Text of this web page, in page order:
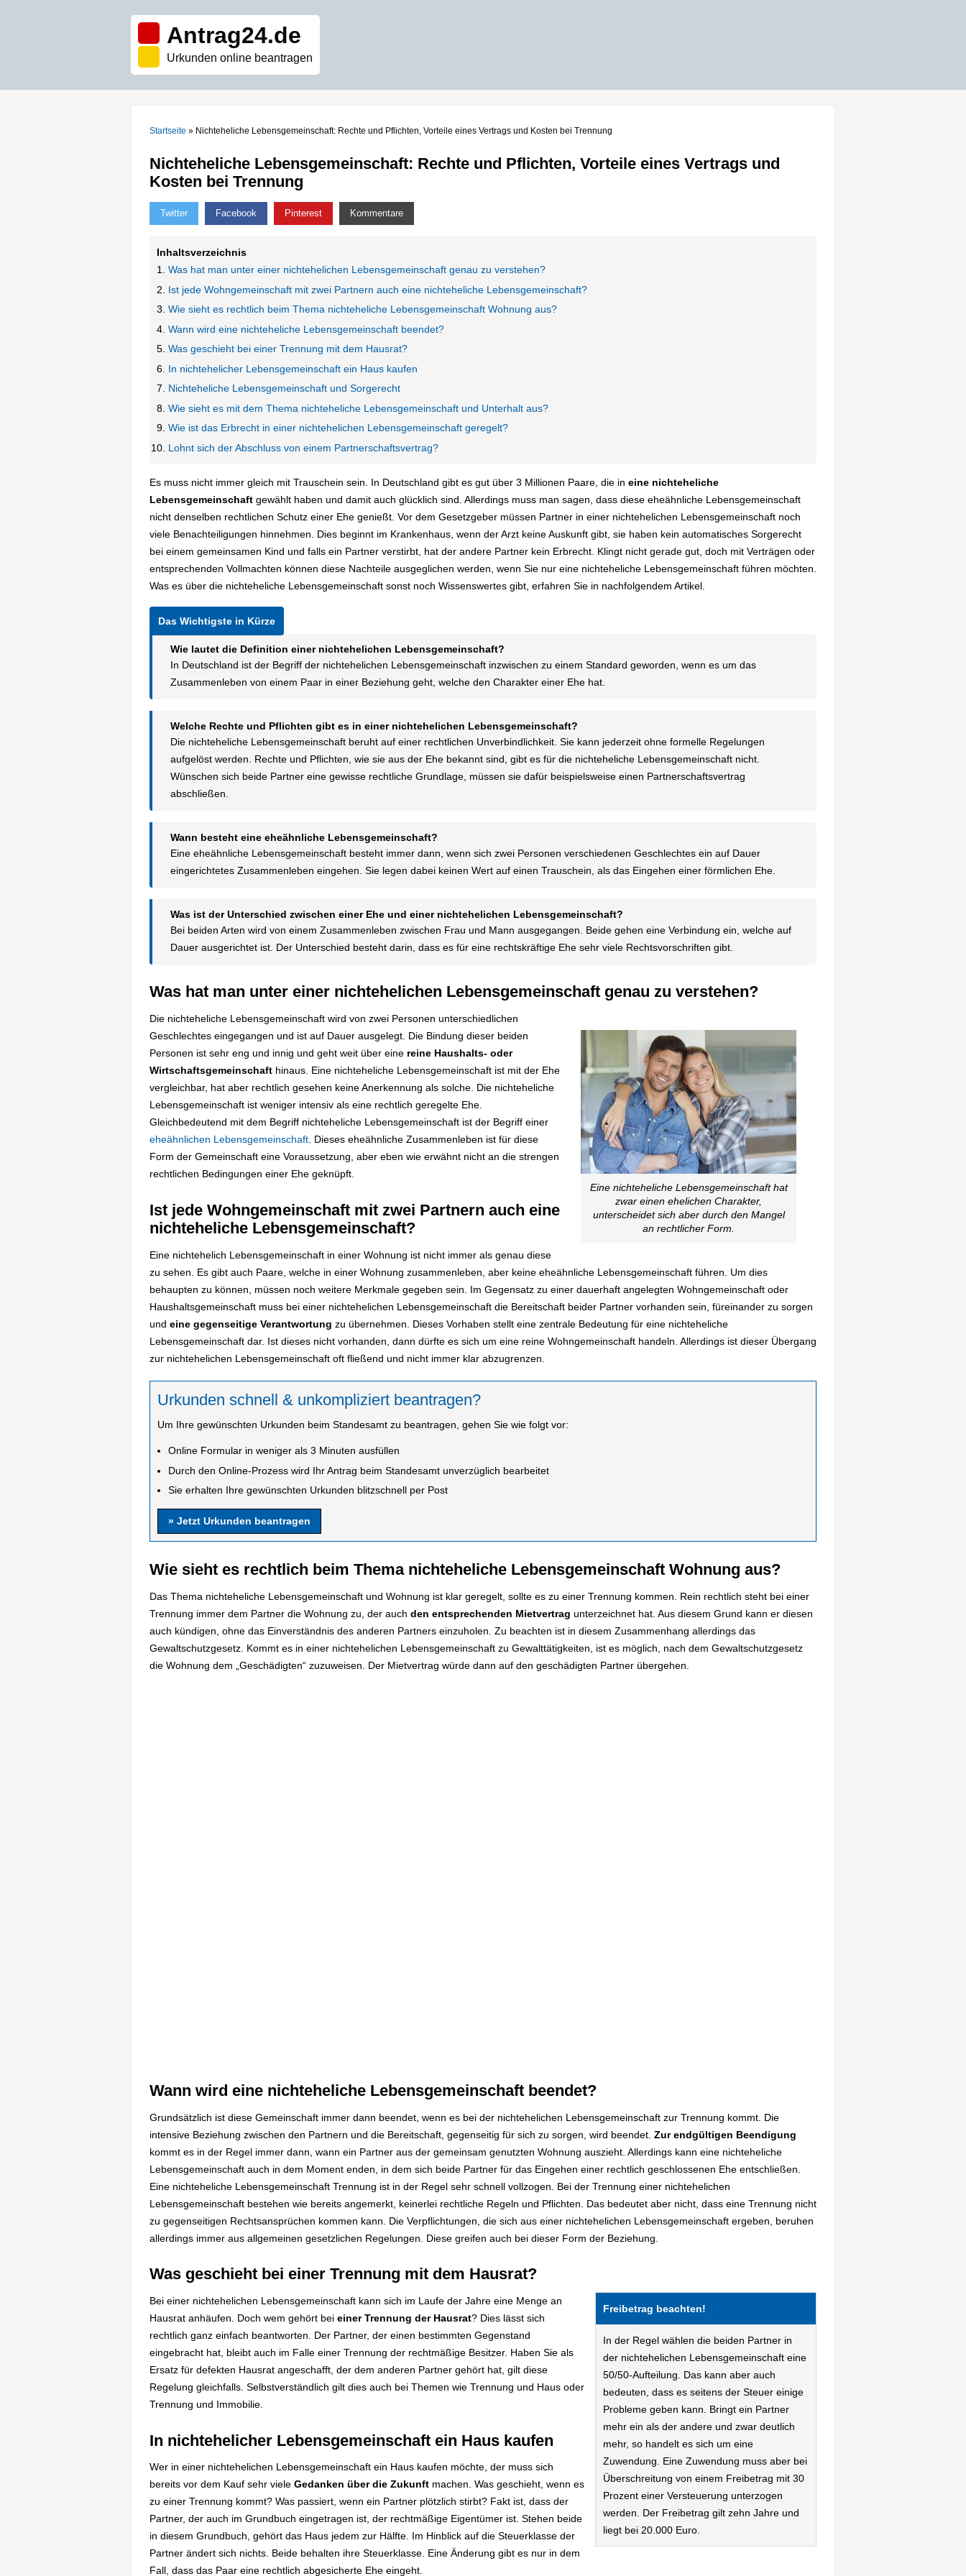
Antrag24.de
Urkunden online beantragen
Startseite » Nichteheliche Lebensgemeinschaft: Rechte und Pflichten, Vorteile eines Vertrags und Kosten bei Trennung
Nichteheliche Lebensgemeinschaft: Rechte und Pflichten, Vorteile eines Vertrags und
Kosten bei Trennung
Twitter Facebook Pinterest Kommentare
Inhaltsverzeichnis
Was hat man unter einer nichtehelichen Lebensgemeinschaft genau zu verstehen?
Ist jede Wohngemeinschaft mit zwei Partnern auch eine nichteheliche Lebensgemeinschaft?
Wie sieht es rechtlich beim Thema nichteheliche Lebensgemeinschaft Wohnung aus?
Wann wird eine nichteheliche Lebensgemeinschaft beendet?
Was geschieht bei einer Trennung mit dem Hausrat?
In nichtehelicher Lebensgemeinschaft ein Haus kaufen
Nichteheliche Lebensgemeinschaft und Sorgerecht
Wie sieht es mit dem Thema nichteheliche Lebensgemeinschaft und Unterhalt aus?
Wie ist das Erbrecht in einer nichtehelichen Lebensgemeinschaft geregelt?
Lohnt sich der Abschluss von einem Partnerschaftsvertrag?
Es muss nicht immer gleich mit Trauschein sein. In Deutschland gibt es gut über 3 Millionen Paare, die in eine nichteheliche
Lebensgemeinschaft gewählt haben und damit auch glücklich sind. Allerdings muss man sagen, dass diese eheähnliche Lebensgemeinschaft
nicht denselben rechtlichen Schutz einer Ehe genießt. Vor dem Gesetzgeber müssen Partner in einer nichtehelichen Lebensgemeinschaft noch
viele Benachteiligungen hinnehmen. Dies beginnt im Krankenhaus, wenn der Arzt keine Auskunft gibt, sie haben kein automatisches Sorgerecht
bei einem gemeinsamen Kind und falls ein Partner verstirbt, hat der andere Partner kein Erbrecht. Klingt nicht gerade gut, doch mit Verträgen oder
entsprechenden Vollmachten können diese Nachteile ausgeglichen werden, wenn Sie nur eine nichteheliche Lebensgemeinschaft führen möchten.
Was es über die nichteheliche Lebensgemeinschaft sonst noch Wissenswertes gibt, erfahren Sie in nachfolgendem Artikel.
Wie lautet die Definition einer nichtehelichen Lebensgemeinschaft?
In Deutschland ist der Begriff der nichtehelichen Lebensgemeinschaft inzwischen zu einem Standard geworden, wenn es um das
Zusammenleben von einem Paar in einer Beziehung geht, welche den Charakter einer Ehe hat.
Welche Rechte und Pflichten gibt es in einer nichtehelichen Lebensgemeinschaft?
Die nichteheliche Lebensgemeinschaft beruht auf einer rechtlichen Unverbindlichkeit. Sie kann jederzeit ohne formelle Regelungen
aufgelöst werden. Rechte und Pflichten, wie sie aus der Ehe bekannt sind, gibt es für die nichteheliche Lebensgemeinschaft nicht.
Wünschen sich beide Partner eine gewisse rechtliche Grundlage, müssen sie dafür beispielsweise einen Partnerschaftsvertrag
abschließen.
Wann besteht eine eheähnliche Lebensgemeinschaft?
Eine eheähnliche Lebensgemeinschaft besteht immer dann, wenn sich zwei Personen verschiedenen Geschlechtes ein auf Dauer
eingerichtetes Zusammenleben eingehen. Sie legen dabei keinen Wert auf einen Trauschein, als das Eingehen einer förmlichen Ehe.
Was ist der Unterschied zwischen einer Ehe und einer nichtehelichen Lebensgemeinschaft?
Bei beiden Arten wird von einem Zusammenleben zwischen Frau und Mann ausgegangen. Beide gehen eine Verbindung ein, welche auf
Dauer ausgerichtet ist. Der Unterschied besteht darin, dass es für eine rechtskräftige Ehe sehr viele Rechtsvorschriften gibt.
Was hat man unter einer nichtehelichen Lebensgemeinschaft genau zu verstehen?
Eine nichteheliche Lebensgemeinschaft hat
zwar einen ehelichen Charakter,
unterscheidet sich aber durch den Mangel
an rechtlicher Form.
Die nichteheliche Lebensgemeinschaft wird von zwei Personen unterschiedlichen
Geschlechtes eingegangen und ist auf Dauer ausgelegt. Die Bindung dieser beiden
Personen ist sehr eng und innig und geht weit über eine reine Haushalts- oder
Wirtschaftsgemeinschaft hinaus. Eine nichteheliche Lebensgemeinschaft ist mit der Ehe
vergleichbar, hat aber rechtlich gesehen keine Anerkennung als solche. Die nichteheliche
Lebensgemeinschaft ist weniger intensiv als eine rechtlich geregelte Ehe.
Gleichbedeutend mit dem Begriff nichteheliche Lebensgemeinschaft ist der Begriff einer
eheähnlichen Lebensgemeinschaft. Dieses eheähnliche Zusammenleben ist für diese
Form der Gemeinschaft eine Voraussetzung, aber eben wie erwähnt nicht an die strengen
rechtlichen Bedingungen einer Ehe geknüpft.
Ist jede Wohngemeinschaft mit zwei Partnern auch eine
nichteheliche Lebensgemeinschaft?
Eine nichtehelich Lebensgemeinschaft in einer Wohnung ist nicht immer als genau diese
zu sehen. Es gibt auch Paare, welche in einer Wohnung zusammenleben, aber keine eheähnliche Lebensgemeinschaft führen. Um dies
behaupten zu können, müssen noch weitere Merkmale gegeben sein. Im Gegensatz zu einer dauerhaft angelegten Wohngemeinschaft oder
Haushaltsgemeinschaft muss bei einer nichtehelichen Lebensgemeinschaft die Bereitschaft beider Partner vorhanden sein, füreinander zu sorgen
und eine gegenseitige Verantwortung zu übernehmen. Dieses Vorhaben stellt eine zentrale Bedeutung für eine nichteheliche
Lebensgemeinschaft dar. Ist dieses nicht vorhanden, dann dürfte es sich um eine reine Wohngemeinschaft handeln. Allerdings ist dieser Übergang
zur nichtehelichen Lebensgemeinschaft oft fließend und nicht immer klar abzugrenzen.
Urkunden schnell & unkompliziert beantragen?
Um Ihre gewünschten Urkunden beim Standesamt zu beantragen, gehen Sie wie folgt vor:
Online Formular in weniger als 3 Minuten ausfüllen
Durch den Online-Prozess wird Ihr Antrag beim Standesamt unverzüglich bearbeitet
Sie erhalten Ihre gewünschten Urkunden blitzschnell per Post
» Jetzt Urkunden beantragen
Wie sieht es rechtlich beim Thema nichteheliche Lebensgemeinschaft Wohnung aus?
Das Thema nichteheliche Lebensgemeinschaft und Wohnung ist klar geregelt, sollte es zu einer Trennung kommen. Rein rechtlich steht bei einer
Trennung immer dem Partner die Wohnung zu, der auch den entsprechenden Mietvertrag unterzeichnet hat. Aus diesem Grund kann er diesen
auch kündigen, ohne das Einverständnis des anderen Partners einzuholen. Zu beachten ist in diesem Zusammenhang allerdings das
Gewaltschutzgesetz. Kommt es in einer nichtehelichen Lebensgemeinschaft zu Gewalttätigkeiten, ist es möglich, nach dem Gewaltschutzgesetz
die Wohnung dem „Geschädigten“ zuzuweisen. Der Mietvertrag würde dann auf den geschädigten Partner übergehen.
Wann wird eine nichteheliche Lebensgemeinschaft beendet?
Grundsätzlich ist diese Gemeinschaft immer dann beendet, wenn es bei der nichtehelichen Lebensgemeinschaft zur Trennung kommt. Die
intensive Beziehung zwischen den Partnern und die Bereitschaft, gegenseitig für sich zu sorgen, wird beendet. Zur endgültigen Beendigung
kommt es in der Regel immer dann, wann ein Partner aus der gemeinsam genutzten Wohnung auszieht. Allerdings kann eine nichteheliche
Lebensgemeinschaft auch in dem Moment enden, in dem sich beide Partner für das Eingehen einer rechtlich geschlossenen Ehe entschließen.
Eine nichteheliche Lebensgemeinschaft Trennung ist in der Regel sehr schnell vollzogen. Bei der Trennung einer nichtehelichen
Lebensgemeinschaft bestehen wie bereits angemerkt, keinerlei rechtliche Regeln und Pflichten. Das bedeutet aber nicht, dass eine Trennung nicht
zu gegenseitigen Rechtsansprüchen kommen kann. Die Verpflichtungen, die sich aus einer nichtehelichen Lebensgemeinschaft ergeben, beruhen
allerdings immer aus allgemeinen gesetzlichen Regelungen. Diese greifen auch bei dieser Form der Beziehung.
Was geschieht bei einer Trennung mit dem Hausrat?
Freibetrag beachten!
In der Regel wählen die beiden Partner in
der nichtehelichen Lebensgemeinschaft eine
50/50-Aufteilung. Das kann aber auch
bedeuten, dass es seitens der Steuer einige
Probleme geben kann. Bringt ein Partner
mehr ein als der andere und zwar deutlich
mehr, so handelt es sich um eine
Zuwendung. Eine Zuwendung muss aber bei
Überschreitung von einem Freibetrag mit 30
Prozent einer Versteuerung unterzogen
werden. Der Freibetrag gilt zehn Jahre und
liegt bei 20.000 Euro.
Bei einer nichtehelichen Lebensgemeinschaft kann sich im Laufe der Jahre eine Menge an
Hausrat anhäufen. Doch wem gehört bei einer Trennung der Hausrat? Dies lässt sich
rechtlich ganz einfach beantworten. Der Partner, der einen bestimmten Gegenstand
eingebracht hat, bleibt auch im Falle einer Trennung der rechtmäßige Besitzer. Haben Sie als
Ersatz für defekten Hausrat angeschafft, der dem anderen Partner gehört hat, gilt diese
Regelung gleichfalls. Selbstverständlich gilt dies auch bei Themen wie Trennung und Haus oder
Trennung und Immobilie.
In nichtehelicher Lebensgemeinschaft ein Haus kaufen
Wer in einer nichtehelichen Lebensgemeinschaft ein Haus kaufen möchte, der muss sich
bereits vor dem Kauf sehr viele Gedanken über die Zukunft machen. Was geschieht, wenn es
zu einer Trennung kommt? Was passiert, wenn ein Partner plötzlich stirbt? Fakt ist, dass der
Partner, der auch im Grundbuch eingetragen ist, der rechtmäßige Eigentümer ist. Stehen beide
in diesem Grundbuch, gehört das Haus jedem zur Hälfte. Im Hinblick auf die Steuerklasse der
Partner ändert sich nichts. Beide behalten ihre Steuerklasse. Eine Änderung gibt es nur in dem
Fall, dass das Paar eine rechtlich abgesicherte Ehe eingeht.